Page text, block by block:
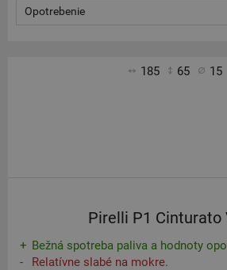
Opotrebenie
185 65 15
Pirelli P1 Cinturato
Bežná spotreba paliva a hodnoty
Relatívne slabé na mokre.